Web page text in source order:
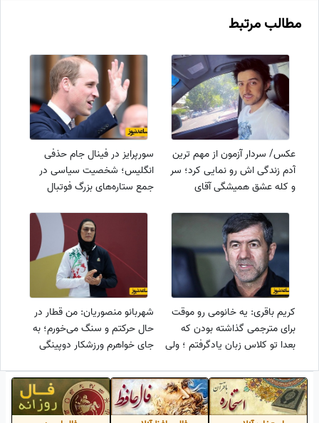
مطالب مرتبط
عکس/ سردار آزمون از مهم ترین
آدم زندگی اش رو نمایی کرد؛ سر
و کله عشق همیشگی آقای
سورپرایز در فینال جام حذفی
انگلیس؛ شخصیت سیاسی در
جمع ستاره‌های بزرگ فوتبال
کریم باقری: یه خانومی رو موقت
برای مترجمی گذاشته بودن که
بعدا تو کلاس زبان یادگرفتم ؛ ولی
گرفت....
شهربانو منصوریان: من قطار در
حال حرکتم و سنگ می‌خورم؛ به
جای خواهرم ورزشکار دوپینگی
در اوجم